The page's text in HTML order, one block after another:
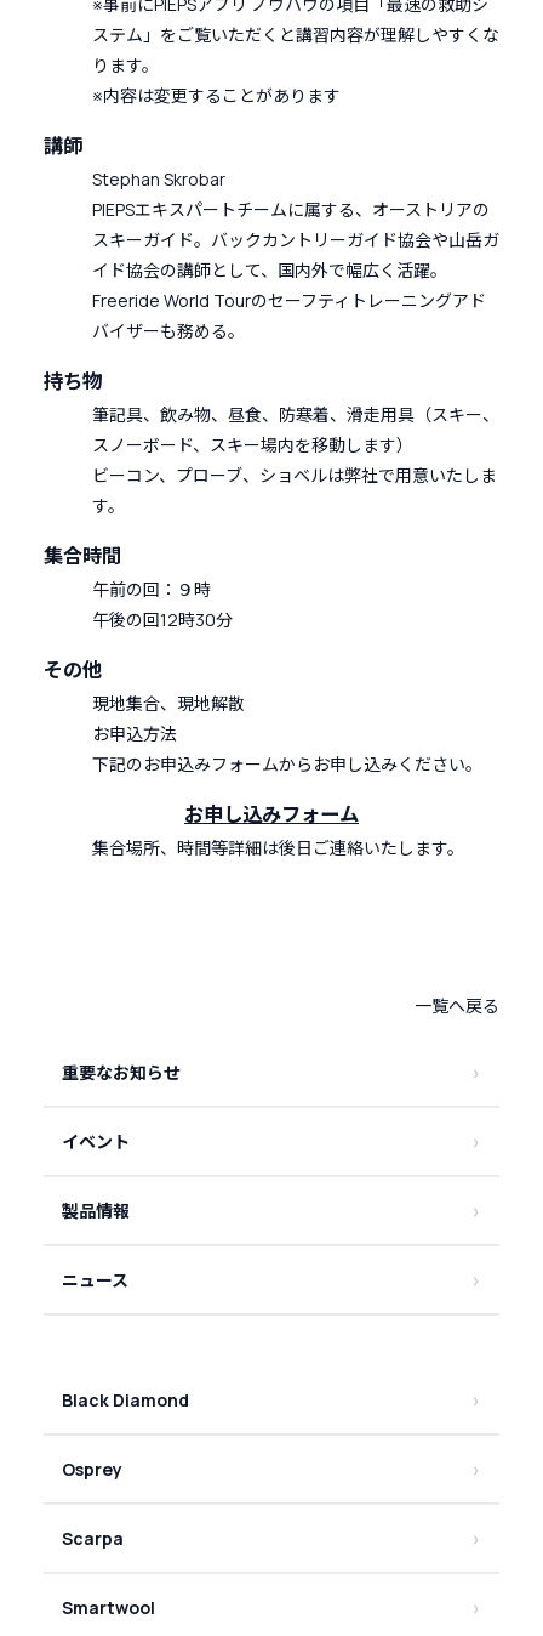
ステム」をご覧いただくと講習内容が理解しやすくな
ります。
※内容は変更することがあります
講師
Stephan Skrobar
PIEPSエキスパートチームに属する、オーストリアの
スキーガイド。バックカントリーガイド協会や山岳ガ
イド協会の講師として、国内外で幅広く活躍。
Freeride World Tourのセーフティトレーニングアド
バイザーも務める。
持ち物
筆記具、飲み物、昼食、防寒着、滑走用具（スキー、
スノーボード、スキー場内を移動します）
ビーコン、プローブ、ショベルは弊社で用意いたしま
す。
集合時間
午前の回：９時
午後の回12時30分
その他
現地集合、現地解散
お申込方法
下記のお申込みフォームからお申し込みください。
お申し込みフォーム
集合場所、時間等詳細は後日ご連絡いたします。
一覧へ戻る
重要なお知らせ
イベント
製品情報
ニュース
Black Diamond
Osprey
Scarpa
Smartwool